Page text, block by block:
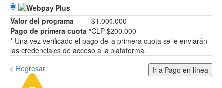
Valor del programa
$1.000.000
Pago de primera cuota *CLP $200.000
* Una vez verificado el pago de la primera cuota se le enviarán
las credenciales de acceso a la plataforma.
< Regresar
Ir a Pago en línea